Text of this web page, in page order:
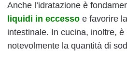
Anche l’idratazione è
liquidi in eccesso e favorire
intestinale. In cucina, inoltre, è
notevolmente la quantità di